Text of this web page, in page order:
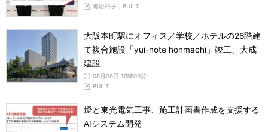
黒岩裕子，BUILT
大阪本町駅にオフィス／学校／ホテルの26階建
て複合施設「yui-note honmachi」竣工、大成
建設
08月06日 16時00分
BUILT
燈と東光電気工事、施工計画書作成を支援する
AIシステム開発